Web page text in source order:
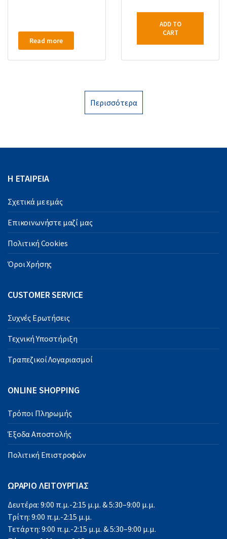
Read more
ADD TO
CART
Περισσότερα
Η ΕΤΑΙΡΕΙΑ
Σχετικά με εμάς
Επικοινωνήστε μαζί μας
Πολιτική Cookies
Όροι Χρήσης
CUSTOMER SERVICE
Συχνές Ερωτήσεις
Τεχνική Υποστήριξη
Τραπεζικοί Λογαριασμοί
ONLINE SHOPPING
Τρόποι Πληρωμής
Έξοδα Αποστολής
Πολιτική Επιστροφών
ΩΡΑΡΙΟ ΛΕΙΤΟΥΡΓΙΑΣ
Δευτέρα: 9:00 π.μ.-2:15 μ.μ. & 5:30–9:00 μ.μ.
Τρίτη: 9:00 π.μ.-2:15 μ.μ.
Τετάρτη: 9:00 π.μ.-2:15 μ.μ. & 5:30–9:00 μ.μ.